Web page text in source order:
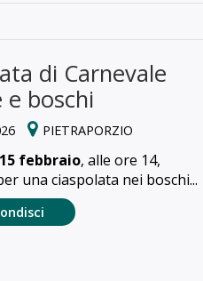
di Carnevale
e boschi
PIETRAPORZIO
febbraio, alle ore 14,
una ciaspolata nei boschi...